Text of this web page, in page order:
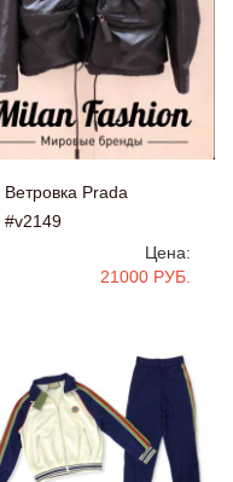
Ветровка Prada
#v2149
Цена:
21000 РУБ.